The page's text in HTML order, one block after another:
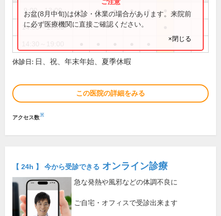
9:00～13:00 ● ● ● ● ●
14:00～17:00
お盆(8月中旬)は休診・休業の場合があります。来院前
に必ず医療機関に直接ご確認ください。
×閉じる
休診日: 日、祝、年末年始、夏季休暇
この医院の詳細をみる
アクセス数※
【 24h 】 今から受診できる オンライン診療
急な発熱や風邪などの体調不良に
ご自宅・オフィスで受診出来ます